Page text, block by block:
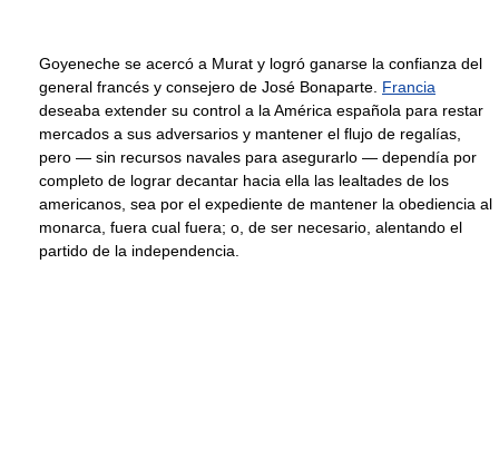
Goyeneche se acercó a Murat y logró ganarse la confianza del
general francés y consejero de José Bonaparte. Francia
deseaba extender su control a la América española para restar
mercados a sus adversarios y mantener el flujo de regalías,
pero — sin recursos navales para asegurarlo — dependía por
completo de lograr decantar hacia ella las lealtades de los
americanos, sea por el expediente de mantener la obediencia al
monarca, fuera cual fuera; o, de ser necesario, alentando el
partido de la independencia.